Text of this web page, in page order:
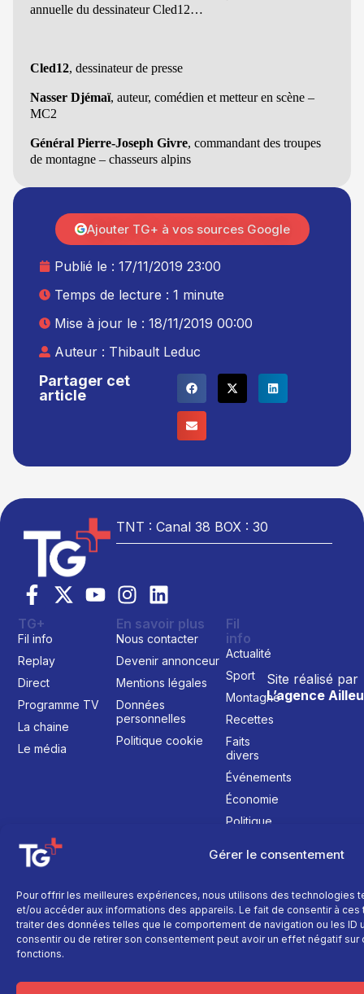
Gérer le consentement
Pour offrir les meilleures expériences, nous utilisons des technologies
et/ou accéder aux informations des appareils. Le fait de consentir à
traiter des données telles que le comportement de navigation ou les ID
consentir ou de retirer son consentement peut avoir un effet négatif
fonctions.
annuelle du dessinateur Cled12…
Cled12, dessinateur de presse
Nasser Djémaï, auteur, comédien et metteur en scène –
MC2
Général Pierre-Joseph Givre, commandant des troupes
de montagne – chasseurs alpins
Partager cet
article
Publié le : 17/11/2019 23:00
Temps de lecture : 1 minute
Mise à jour le : 18/11/2019 00:00
Auteur : Thibault Leduc
Ajouter TG+ à vos sources Google
TNT : Canal 38 BOX : 30
Site réalisé par
L’agence
TG+
Fil info
Replay
Direct
Programme TV
La chaine
Le média
En savoir plus
Nous contacter
Devenir annonceur
Mentions légales
Données
personnelles
Politique cookie
Fil
info
Actualité
Sport
Montagne
Recettes
Faits
divers
Événements
Économie
Politique